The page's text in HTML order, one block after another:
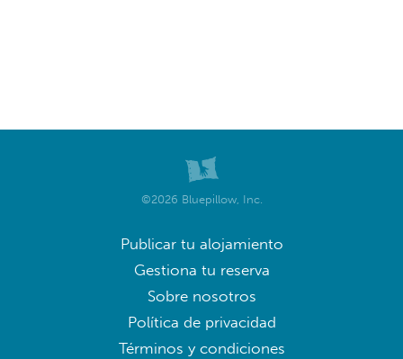
©2026 Bluepillow, Inc.
Publicar tu alojamiento
Gestiona tu reserva
Sobre nosotros
Política de privacidad
Términos y condiciones